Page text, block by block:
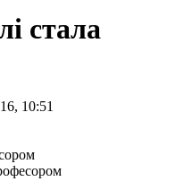
стала
10:51